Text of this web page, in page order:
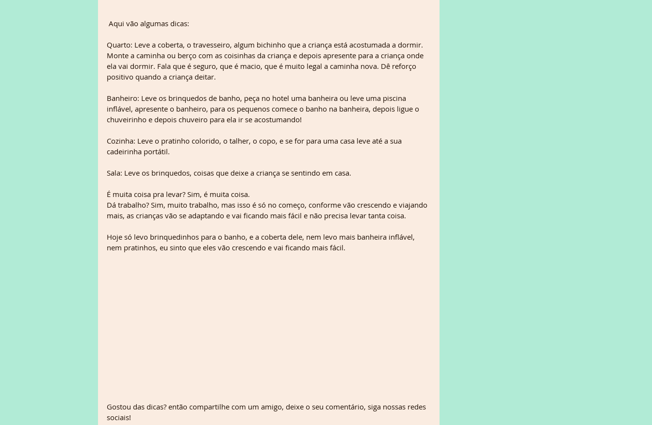
Aqui vão algumas dicas:
Quarto: Leve a coberta, o travesseiro, algum bichinho que a criança está acostumada a dormir.
Monte a caminha ou berço com as coisinhas da criança e depois apresente para a criança onde
ela vai dormir. Fala que é seguro, que é macio, que é muito legal a caminha nova. Dê reforço
positivo quando a criança deitar.
Banheiro: Leve os brinquedos de banho, peça no hotel uma banheira ou leve uma piscina
inflável, apresente o banheiro, para os pequenos comece o banho na banheira, depois ligue o
chuveirinho e depois chuveiro para ela ir se acostumando!
Cozinha: Leve o pratinho colorido, o talher, o copo, e se for para uma casa leve até a sua
cadeirinha portátil.
Sala: Leve os brinquedos, coisas que deixe a criança se sentindo em casa.
É muita coisa pra levar? Sim, é muita coisa.
Dá trabalho? Sim, muito trabalho, mas isso é só no começo, conforme vão crescendo e viajando
mais, as crianças vão se adaptando e vai ficando mais fácil e não precisa levar tanta coisa.
Hoje só levo brinquedinhos para o banho, e a coberta dele, nem levo mais banheira inflável,
nem pratinhos, eu sinto que eles vão crescendo e vai ficando mais fácil.
Gostou das dicas? então compartilhe com um amigo, deixe o seu comentário, siga nossas redes
sociais!